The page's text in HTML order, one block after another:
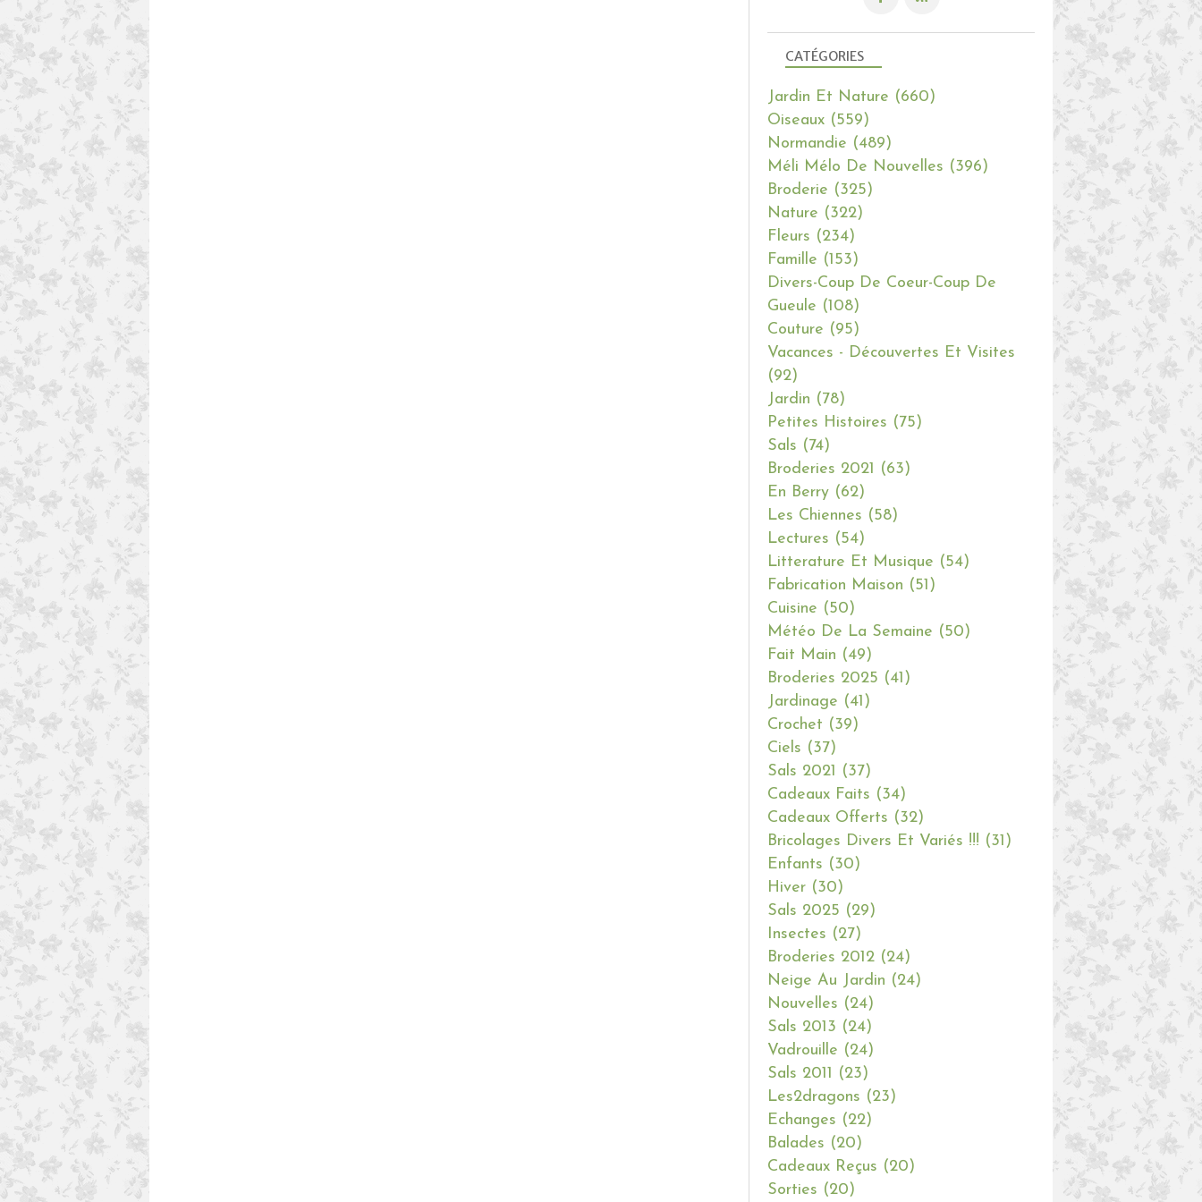
CATÉGORIES
Jardin Et Nature (660)
Oiseaux (559)
Normandie (489)
Méli Mélo De Nouvelles (396)
Broderie (325)
Nature (322)
Fleurs (234)
Famille (153)
Divers-Coup De Coeur-Coup De
Gueule (108)
Couture (95)
Vacances - Découvertes Et Visites
(92)
Jardin (78)
Petites Histoires (75)
Sals (74)
Broderies 2021
(63)
En Berry (62)
Les Chiennes (58)
Lectures (54)
Litterature Et Musique (54)
Fabrication Maison (51)
Cuisine (50)
Météo De La Semaine (50)
Fait Main (49)
Broderies 2025 (41)
Jardinage (41)
Crochet (39)
Ciels (37)
Sals 2021
(37)
Cadeaux Faits (34)
Cadeaux Offerts (32)
Bricolages Divers Et Variés !!! (31)
Enfants (30)
Hiver (30)
Sals 2025 (29)
Insectes (27)
Broderies 2012 (24)
Neige Au Jardin (24)
Nouvelles (24)
Sals 2013 (24)
Vadrouille (24)
Sals 2011
(23)
Les2dragons (23)
Echanges (22)
Balades (20)
Cadeaux Reçus (20)
Sorties (20)